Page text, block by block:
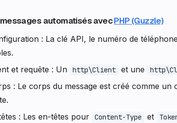
automatisés avecPHP (Guzzle)
: La clé API, le numéro de
et requête : Un
http\Client et une
: Le corps du message est créé comme
: Les en-têtes pour
Content-Type et